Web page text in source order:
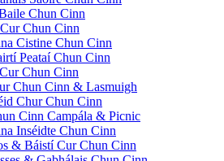
Chun Cinn
Chun Cinn
Cistine Chun Cinn
Peataí Chun Cinn
Chun Cinn
Chun Cinn & Lasmuigh
Chur Chun Cinn
Cinn Campála & Picnic
Inséidte Chun Cinn
& Báistí Cur Chun Cinn